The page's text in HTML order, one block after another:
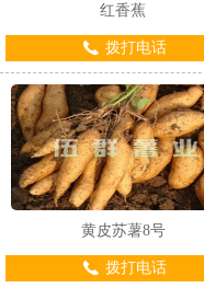
红香蕉
拨打电话
黄皮苏薯8号
拨打电话